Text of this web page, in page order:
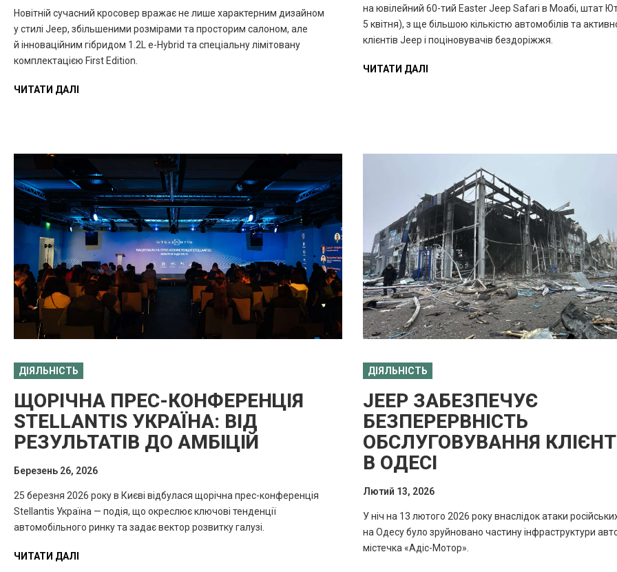
Новітній сучасний кросовер вражає не лише характерним дизайном
у стилі Jeep, збільшеними розмірами та просторим салоном, але
й інноваційним гібридом 1.2L e-Hybrid та спеціальну лімітовану
комплектацією First Edition.
ЧИТАТИ ДАЛІ
на ювілейний 60-тий Easter Jeep Safari в Моабі, штат
5 квітня), з ще більшою кількістю автомобілів та
клієнтів Jeep і поціновувачів бездоріжжя.
ЧИТАТИ ДАЛІ
ДІЯЛЬНІСТЬ
ЩОРІЧНА ПРЕС-КОНФЕРЕНЦІЯ
STELLANTIS УКРАЇНА: ВІД
РЕЗУЛЬТАТІВ ДО АМБІЦІЙ
Березень 26, 2026
25 березня 2026 року в Києві відбулася щорічна прес-конференція
Stellantis Україна — подія, що окреслює ключові тенденції
автомобільного ринку та задає вектор розвитку галузі.
ЧИТАТИ ДАЛІ
ДІЯЛЬНІСТЬ
JEEP ЗАБЕЗПЕЧУЄ
БЕЗПЕРЕРВНІСТЬ
ОБСЛУГОВУВАННЯ
В ОДЕСІ
Лютий 13, 2026
У ніч на 13 лютого 2026 року внаслідок атаки
на Одесу було зруйновано частину інфраструктури
містечка «Адіс-Мотор».